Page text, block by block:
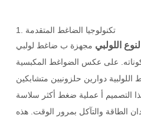
1. تكنولوجيا الضاغط المتقدمة
اللولبي مجهزة ب ضاغط لولبي
على عكس الضواغط المكبسية
اللولبية دوارين حلزونيين متشابكين
التصميم أ عملية ضغط أكثر سلاسة
الطاقة والتآكل بمرور الوقت. هذه